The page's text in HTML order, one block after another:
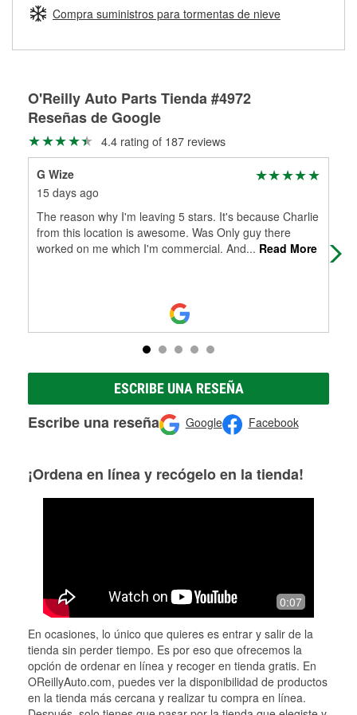
Más información sobre el Programa de Préstamo de
medirán tus tambores o discos para determinar si pueden
ser rectificados con seguridad. Si tus tambores o discos no
partes de reemplazo correctas para tu reparación.
Compra suministros para tormentas de nieve
O'Reilly Auto Parts Tienda #4972
Reseñas de Google
4.4 rating of 187 reviews
G Wize
15 days ago
The reason why I'm leaving 5 stars. It's because Charlie
from this location is awesome. Was Only guy there
worked on me which I'm commercial. And... Read More
ESCRIBE UNA RESEÑA
Escribe una reseña Google Facebook
¡Ordena en línea y recógelo en la tienda!
0:07
En ocasiones, lo único que quieres es entrar y salir de la
tienda sin perder tiempo. Es por eso que ofrecemos la
opción de ordenar en línea y recoger en tienda gratis. En
OReillyAuto.com, puedes ver la disponibilidad de productos
en la tienda más cercana y realizar tu compra en línea.